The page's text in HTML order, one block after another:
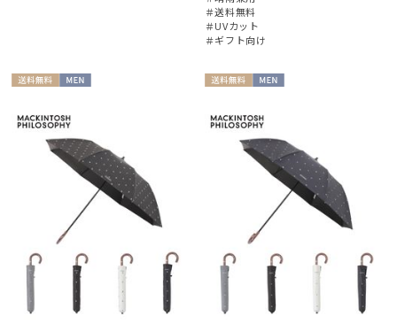
＃送料無料
＃UVカット
＃ギフト向け
料
料